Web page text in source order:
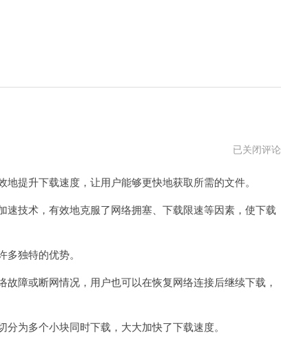
雷
速
载
器
已关闭评论
提升下载速度，让用户能够更快地获取所需的文件。
技术，有效地克服了网络拥塞、下载限速等因素，使下载
独特的优势。
障或断网情况，用户也可以在恢复网络连接后继续下载，
为多个小块同时下载，大大加快了下载速度。